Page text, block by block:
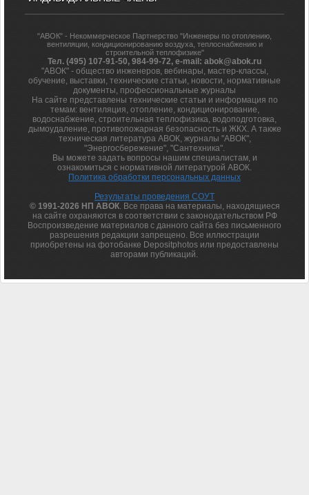
"АВОК" - Некоммерческое Партнерство "Инженеры по отоплению,
вентиляции, кондиционированию воздуха, теплоснабжению и
строительной теплофизике"
Тел. (495) 107-91-50, 984-99-72, e-mail: abok@abok.ru
"АВОК" - общество инженеров, вебинары, мастер-классы,
обучение, выставки, технические статьи, новости, нормативные
документы, профессиональные журналы
На сайте представлены технические статьи и информация по
темам: вентиляция, отопление, кондиционирование,
водоснабжение, строительная теплофизика, водоподготовка,
дымоудаление, противопожарная безопасность и ЖКХ. А также
техническая литература АВОК, журналы "АВОК",
"Энергосбережение", "Сантехника".
Вы можете задать вопросы нашим специалистам, и
ознакомиться с нормативной литературой АВОК.
Политика обработки персональных данных
Результаты проведения СОУТ
© 1991-2026 НП АВОК. Все права на материалы, находящиеся
на сайте охраняются в соответствии с законодательством РФ
Воспроизведение материалов с данного сайта без письменного
разрешения редакции запрещено. Все иллюстрации
приобретены на фотобанке Depositphotos или предоставлены
авторами публикаций.